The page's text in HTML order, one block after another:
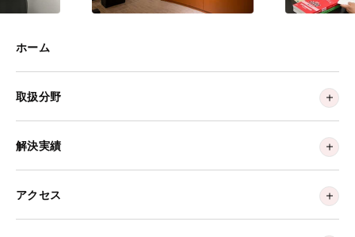
ホーム
取扱分野
解決実績
アクセス